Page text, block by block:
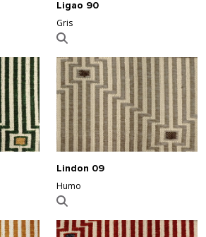
Ligao 90
Gris
Lindon 09
Humo